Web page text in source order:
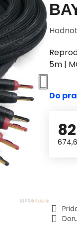
5m |
Do